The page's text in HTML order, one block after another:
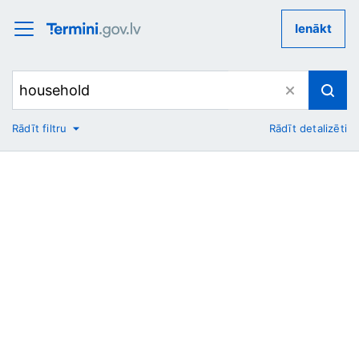
Ienākt
No
Rādīt filtru Rādīt detalizēti